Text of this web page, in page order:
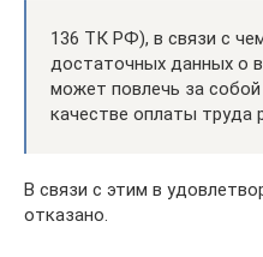
136 ТК РФ), в связи с
достаточных данных о
может повлечь за
качестве оплаты труда
В связи с этим в
отказано.